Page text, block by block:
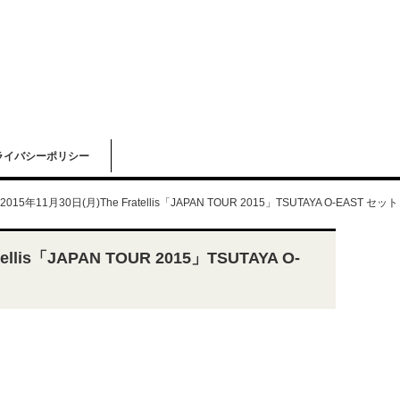
イバシーポリシー
2015年11月30日(月)The Fratellis「JAPAN TOUR 2015」TSUTAYA O-EAST セット
「JAPAN TOUR 2015」TSUTAYA O-